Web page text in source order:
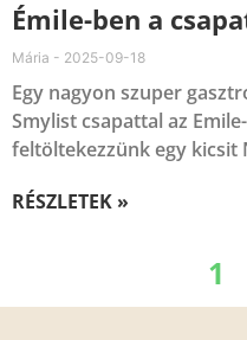
Émile-ben a
Mária 2025-09-18
Egy nagyon szuper
Smylist csapattal az
feltöltekezzünk egy kicsit
RÉSZLETEK »
1